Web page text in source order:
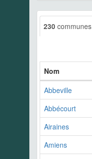
230 communes
Nom
Abbeville
Abbécourt
Airaines
Amiens